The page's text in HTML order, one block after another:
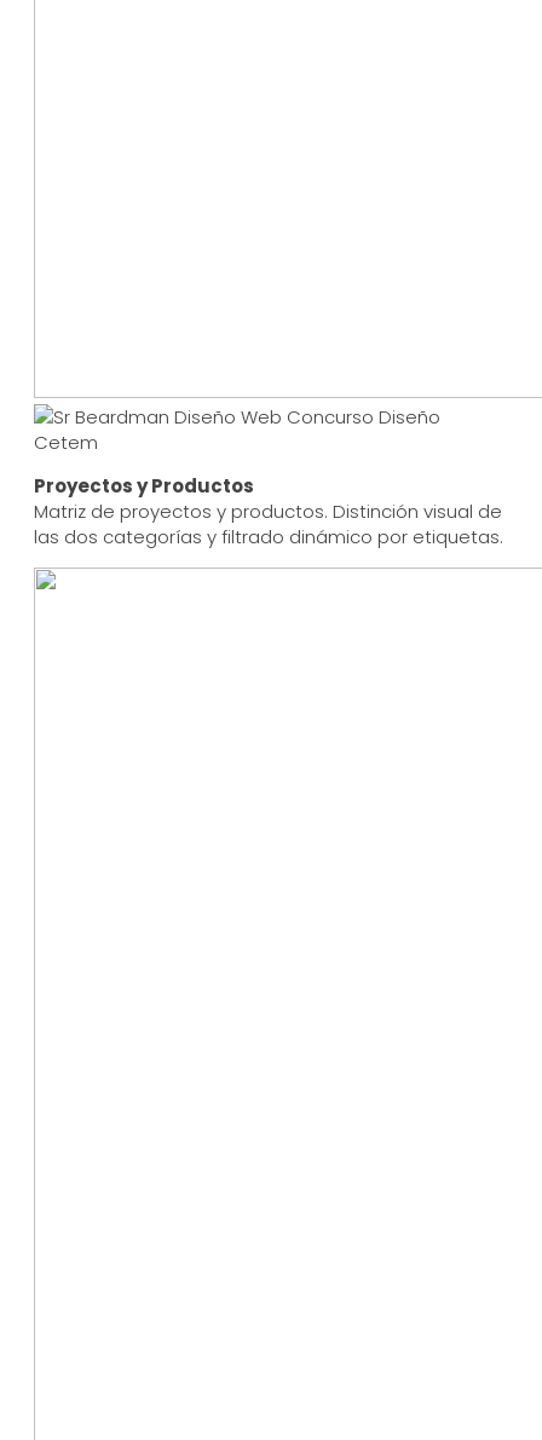
Proyectos y Productos
Matriz de proyectos y productos. Distinción visual de
las dos categorías y filtrado dinámico por etiquetas.